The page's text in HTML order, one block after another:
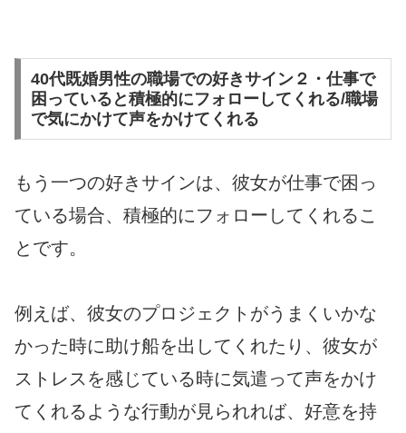
40代既婚男性の職場での好きサイン２・仕事で
困っていると積極的にフォローしてくれる/職場
で気にかけて声をかけてくれる
もう一つの好きサインは、彼女が仕事で困っ
ている場合、積極的にフォローしてくれるこ
とです。
例えば、彼女のプロジェクトがうまくいかな
かった時に助け船を出してくれたり、彼女が
ストレスを感じている時に気遣って声をかけ
てくれるような行動が見られれば、好意を持